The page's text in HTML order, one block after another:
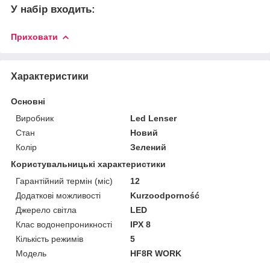
У набір входить:
Приховати
Характеристики
Основні
Виробник
Led Lenser
Стан
Новий
Колір
Зелений
Користувальницькі характеристики
Гарантійний термін (міс)
12
Додаткові можливості
Kurzoodporność
Джерело світла
LED
Клас водонепроникності
IPX 8
Кількість режимів
5
Мoдель
HF8R WORK